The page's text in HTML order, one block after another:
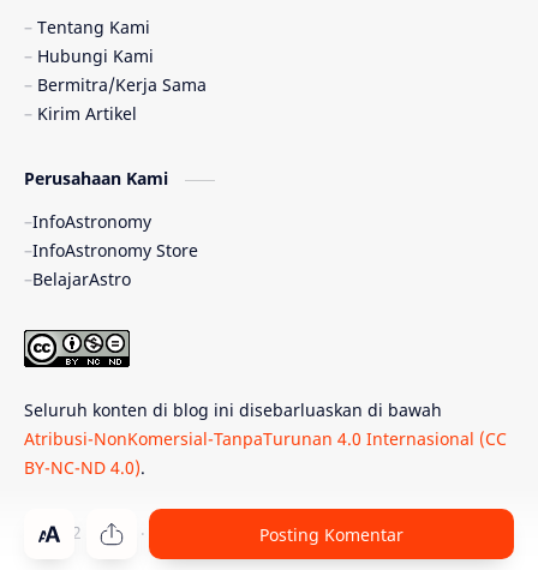
Posting Komentar
Quasar
Ulasan
Gelombang Gravitasi
Kerdil Putih LAPAN
Olimpiade Sains Nasional
Bumi Super GBT18 Hilal
Katai Cokelat
Observatorium Perseid SpaceX
Tentang Kami
Hubungi Kami
Bermitra/Kerja Sama
Kirim Artikel
Perusahaan Kami
InfoAstronomy
InfoAstronomy Store
BelajarAstro
Seluruh konten di blog ini disebarluaskan di bawah
Atribusi-NonKomersial-TanpaTurunan 4.0 Internasional (CC
BY-NC-ND 4.0).
© 2012 - 2026 ‧ PT Belajar Astronomi Indonesia